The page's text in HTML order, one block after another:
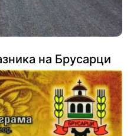
на Брусарци